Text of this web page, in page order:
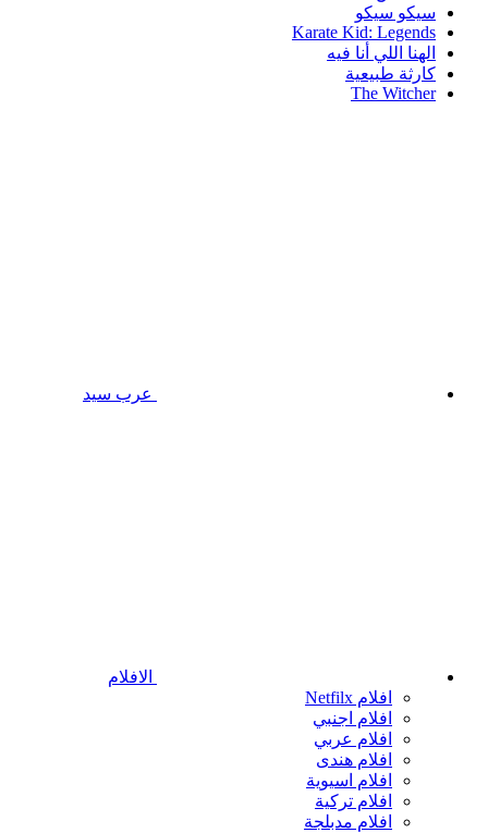
سيكو سيكو
Karate Kid: Legends
الهنا اللي أنا فيه
كارثة طبيعية
The Witcher
عرب سيد
الافلام
افلام Netfilx
افلام اجنبي
افلام عربي
افلام هندى
افلام اسيوية
افلام تركية
افلام مدبلجة